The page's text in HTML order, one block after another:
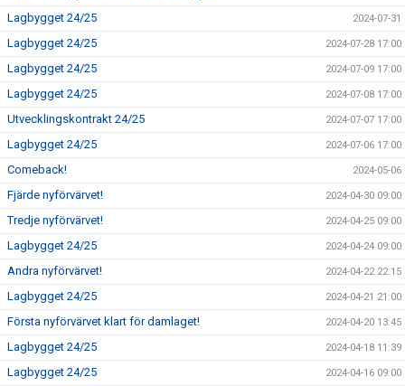
Lagbygget 24/25 2024-07-31
Lagbygget 24/25 2024-07-28 17:00
Lagbygget 24/25 2024-07-09 17:00
Lagbygget 24/25 2024-07-08 17:00
Utvecklingskontrakt 24/25 2024-07-07 17:00
Lagbygget 24/25 2024-07-06 17:00
Comeback! 2024-05-06
Fjärde nyförvärvet! 2024-04-30 09:00
Tredje nyförvärvet! 2024-04-25 09:00
Lagbygget 24/25 2024-04-24 09:00
Andra nyförvärvet! 2024-04-22 22:15
Lagbygget 24/25 2024-04-21 21:00
Första nyförvärvet klart för damlaget! 2024-04-20 13:45
Lagbygget 24/25 2024-04-18 11:39
Lagbygget 24/25 2024-04-16 09:00